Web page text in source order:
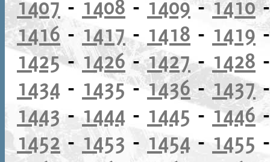
1407 - 1408 - 1409-1410
1416 - 1417- 1418 - 1419
1425- 1426-1427- 1428
1434 - 1435-1436-1437
1443 - 1444 - 1445 -1446
1452- 1453 - 1454 - 1455